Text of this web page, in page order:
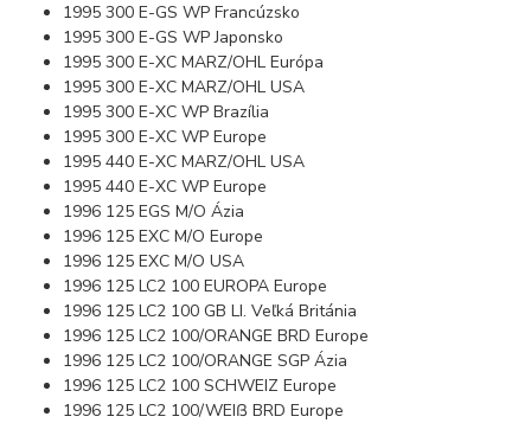
1995 300 E-GS WP Francúzsko
1995 300 E-GS WP Japonsko
1995 300 E-XC MARZ/OHL Európa
1995 300 E-XC MARZ/OHL USA
1995 300 E-XC WP Brazília
1995 300 E-XC WP Europe
1995 440 E-XC MARZ/OHL USA
1995 440 E-XC WP Europe
1996 125 EGS M/O Ázia
1996 125 EXC M/O Europe
1996 125 EXC M/O USA
1996 125 LC2 100 EUROPA Europe
1996 125 LC2 100 GB LI. Veľká Británia
1996 125 LC2 100/ORANGE BRD Europe
1996 125 LC2 100/ORANGE SGP Ázia
1996 125 LC2 100 SCHWEIZ Europe
1996 125 LC2 100/WEIß BRD Europe